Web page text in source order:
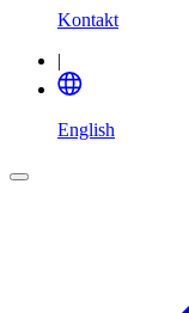
Kontakt
|
English